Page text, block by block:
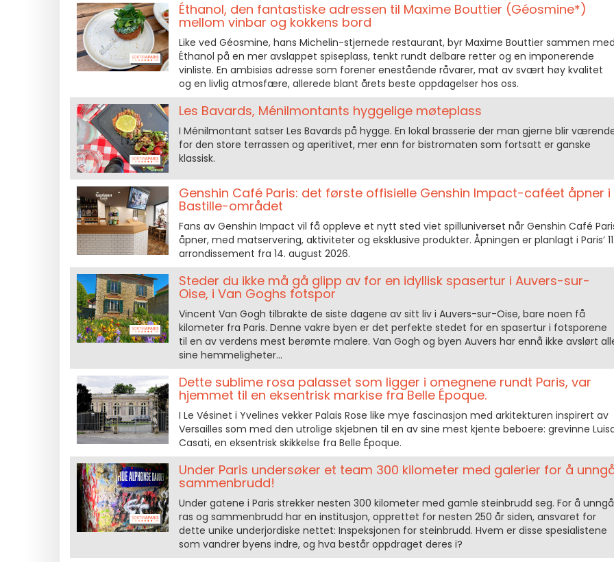
Éthanol, den fantastiske adressen til Maxime Bouttier (Géosmine*)
mellom vinbar og kokkens bord
Like ved Géosmine, hans Michelin-stjernede restaurant, byr Maxime Bouttier sammen
Éthanol på en mer avslappet spiseplass, tenkt rundt delbare retter og en imponerende
vinliste. En ambisiøs adresse som forener enestående råvarer, mat av svært høy kvalitet
og en livlig atmosfære, allerede blant årets beste oppdagelser hos oss.
Les Bavards, Ménilmontants hyggelige møteplass
I Ménilmontant satser Les Bavards på hygge. En lokal brasserie der man gjerne blir
for den store terrassen og aperitivet, mer enn for bistromaten som fortsatt er ganske
klassisk.
Genshin Café Paris: det første offisielle Genshin Impact-caféet åpner i
Bastille-området
Fans av Genshin Impact vil få oppleve et nytt sted viet spilluniverset når Genshin Café
åpner, med matservering, aktiviteter og eksklusive produkter. Åpningen er planlagt i Paris’
arrondissement fra 14. august 2026.
Steder du ikke må gå glipp av for en idyllisk spasertur i Auvers-sur-
Oise, i Van Goghs fotspor
Vincent Van Gogh tilbrakte de siste dagene av sitt liv i Auvers-sur-Oise, bare noen få
kilometer fra Paris. Denne vakre byen er det perfekte stedet for en spasertur i fotsporene
til en av verdens mest berømte malere. Van Gogh og byen Auvers har ennå ikke avslørt
sine hemmeligheter...
Dette sublime rosa palasset som ligger i omegnene rundt Paris, var
hjemmet til en eksentrisk markise fra Belle Époque.
I Le Vésinet i Yvelines vekker Palais Rose like mye fascinasjon med arkitekturen inspirert av
Versailles som med den utrolige skjebnen til en av sine mest kjente beboere: grevinne
Casati, en eksentrisk skikkelse fra Belle Époque.
Under Paris undersøker et team 300 kilometer med galerier for å
sammenbrudd!
Under gatene i Paris strekker nesten 300 kilometer med gamle steinbrudd seg. For å unngå
ras og sammenbrudd har en institusjon, opprettet for nesten 250 år siden, ansvaret for
dette unike underjordiske nettet: Inspeksjonen for steinbrudd. Hvem er disse spesialistene
som vandrer byens indre, og hva består oppdraget deres i?